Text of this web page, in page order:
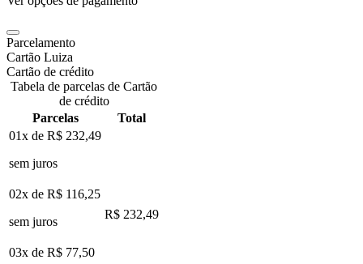
Parcelamento
Cartão Luiza
Cartão de crédito
Tabela de parcelas de Cartão
de crédito
Parcelas
Total
01x de R$ 232,49
sem juros
02x de R$ 116,25
sem juros
R$ 232,49
03x de R$ 77,50